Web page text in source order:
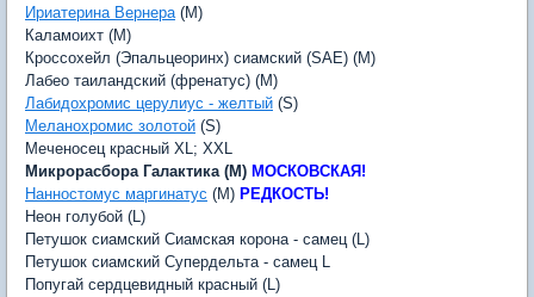
Ириатерина Вернера(M)
Каламоихт (M)
Кроссохейл (Эпальцеоринх) сиамский (SAE) (M)
Лабео таиландский (френатус) (M)
Лабидохромис церулиус - желтый (S)
Меланохромис золотой (S)
Меченосец красный XL; XXL
Микрорасбора Галактика (M) МОСКОВСКАЯ!
Нанностомус маргинатус (M) РЕДКОСТЬ!
Неон голубой (L)
Петушок сиамский Сиамская корона - самец (L)
Петушок сиамский Супердельта - самец L
Попугай сердцевидный красный (L)